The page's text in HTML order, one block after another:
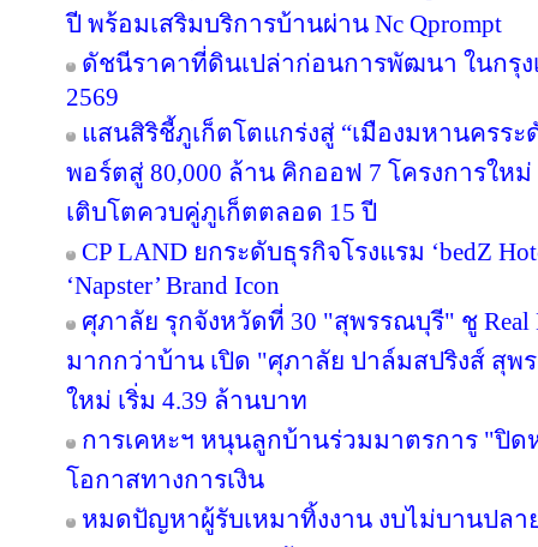
ปี พร้อมเสริมบริการบ้านผ่าน Nc Qprompt
ดัชนีราคาที่ดินเปล่าก่อนการพัฒนา ในกรุ
2569
แสนสิริชี้ภูเก็ตโตแกร่งสู่ “เมืองมหานครร
พอร์ตสู่ 80,000 ล้าน คิกออฟ 7 โครงการให
เติบโตควบคู่ภูเก็ตตลอด 15 ปี
CP LAND ยกระดับธุรกิจโรงแรม ‘bedZ
‘Napster’ Brand Icon
ศุภาลัย รุกจังหวัดที่ 30 "สุพรรณบุรี" ชู Real
มากกว่าบ้าน เปิด "ศุภาลัย ปาล์มสปริงส์ สุ
ใหม่ เริ่ม 4.39 ล้านบาท
การเคหะฯ หนุนลูกบ้านร่วมมาตรการ "ปิ
โอกาสทางการเงิน
หมดปัญหาผู้รับเหมาทิ้งงาน งบไม่บานปลาย